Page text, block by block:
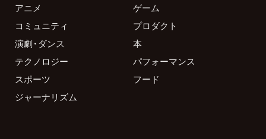
アニメ
ゲーム
コミュニティ
プロダクト
演劇・ダンス
本
テクノロジー
パフォーマンス
スポーツ
フード
ジャーナリズム